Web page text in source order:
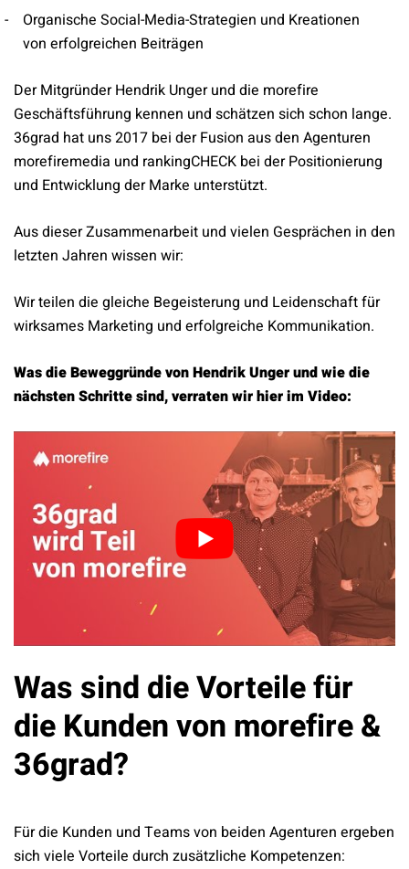
Organische Social-Media-Strategien und Kreationen
von erfolgreichen Beiträgen
Der Mitgründer Hendrik Unger und die morefire
Geschäftsführung kennen und schätzen sich schon lange.
36grad hat uns 2017 bei der Fusion aus den Agenturen
morefiremedia und rankingCHECK bei der Positionierung
und Entwicklung der Marke unterstützt.
Aus dieser Zusammenarbeit und vielen Gesprächen in den
letzten Jahren wissen wir:
Wir teilen die gleiche Begeisterung und Leidenschaft für
wirksames Marketing und erfolgreiche Kommunikation.
Was die Beweggründe von Hendrik Unger und wie die
nächsten Schritte sind, verraten wir hier im Video:
Was sind die Vorteile für
die Kunden von morefire &
36grad?
Für die Kunden und Teams von beiden Agenturen ergeben
sich viele Vorteile durch zusätzliche Kompetenzen: